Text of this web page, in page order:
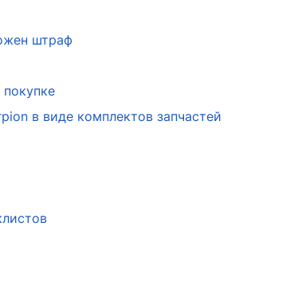
штраф
в виде комплектов запчастей